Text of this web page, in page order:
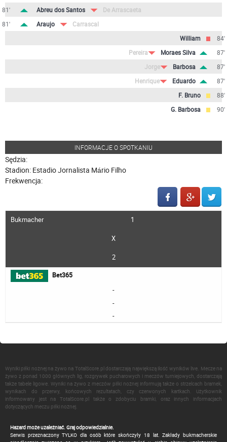
De Arrascaeta
Abreu dos Santos
81'
Carrascal
Araujo
81'
84'
William
87'
Moraes Silva
Pereira
87'
Barbosa
Jorge
87'
Eduardo
Henrique
88'
F. Bruno
90'
G. Barbosa
INFORMACJE O SPOTKANIU
Sędzia:
Stadion: Estadio Jornalista Mário Filho
Frekwencja:
Bukmacher 1
X
2
Bet365
-
-
-
Wyniki piłki nożnej na żywo na TotalScore.pl dostarczają największą ilość wyników live. Mecze na
żywo z ponad 1000 głównych lig, rozgrywek pucharowych i meczów turniejowych, dostarczają
także tabele ligowe. Wyniki na żywo z meczów piłki nożnej informują także o strzelcach bramek,
wynikach do przerwy, końcowych rezultatach, czy czerwonych kartkach. Użytkownik
informowany jest na TotalScore.pl także o zdobyciu bramki, oraz innych informacjach
dotyczących meczu piłki nożnej.
Hazard może uzależniać. Graj odpowiedzialnie.
Serwis przeznaczony TYLKO dla osób które skończyły 18 lat. Zakłady bukmacherskie